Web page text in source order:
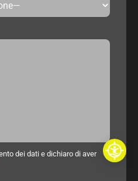
dei dati e dichiaro di aver